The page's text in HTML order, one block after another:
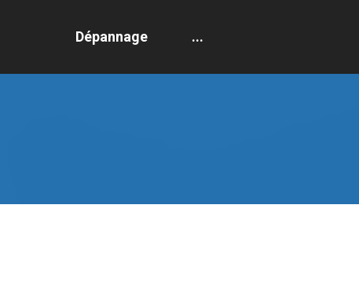
Dépannage ...